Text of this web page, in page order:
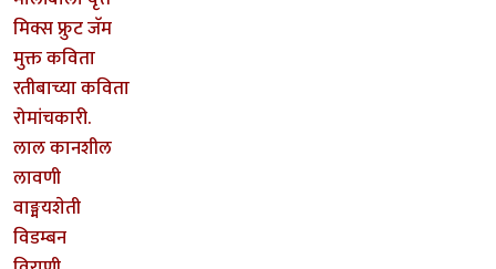
मिक्स फ्रुट जॅम
मुक्त कविता
रतीबाच्या कविता
रोमांचकारी.
लाल कानशील
लावणी
वाङ्मयशेती
विडम्बन